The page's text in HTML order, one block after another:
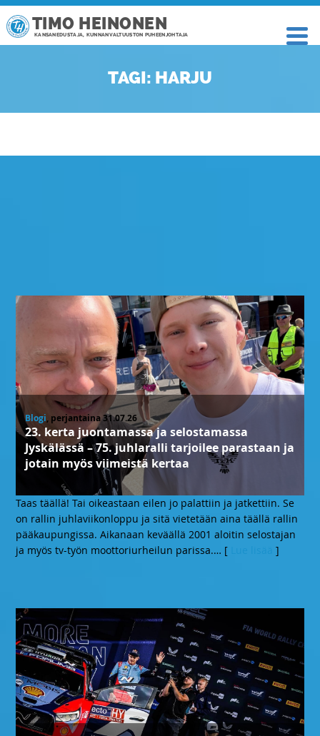
TIMO HEINONEN
KANSANEDUSTAJA, KUNNANVALTUUSTON PUHEENJOHTAJA
TAGI: HARJU
Blogi, perjantaina 31.07.26
23. kerta juontamassa ja selostamassa
Jyskälässä – 75. juhlaralli tarjoilee parastaan ja
jotain myös viimeistä kertaa
Taas täällä! Tai oikeastaan eilen jo palattiin ja jatkettiin. Se
on rallin juhlaviikonloppu ja sitä vietetään aina täällä rallin
pääkaupungissa. Aikanaan keväällä 2001 aloitin selostajan
ja myös tv-työn moottoriurheilun parissa.… [ ]